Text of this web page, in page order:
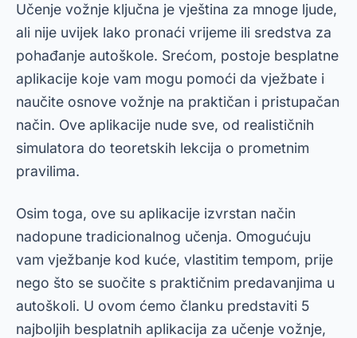
Učenje vožnje ključna je vještina za mnoge ljude,
ali nije uvijek lako pronaći vrijeme ili sredstva za
pohađanje autoškole. Srećom, postoje besplatne
aplikacije koje vam mogu pomoći da vježbate i
naučite osnove vožnje na praktičan i pristupačan
način. Ove aplikacije nude sve, od realističnih
simulatora do teoretskih lekcija o prometnim
pravilima.
Osim toga, ove su aplikacije izvrstan način
nadopune tradicionalnog učenja. Omogućuju
vam vježbanje kod kuće, vlastitim tempom, prije
nego što se suočite s praktičnim predavanjima u
autoškoli. U ovom ćemo članku predstaviti 5
najboljih besplatnih aplikacija za učenje vožnje,